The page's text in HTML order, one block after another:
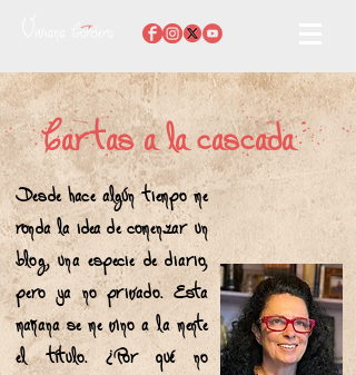
Cartas a la cascada
Desde hace algún tiempo me
ronda la idea de comenzar un
blog, una especie de diario,
pero ya no privado. Esta
mañana se me vino a la mente
el título. ¿Por qué no